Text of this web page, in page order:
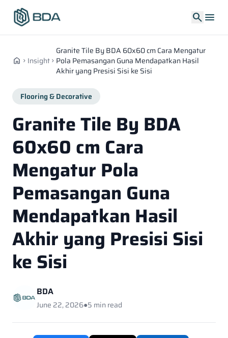
search menu
home chevron_right Insight chevron_right
Granite Tile By BDA 60x60 cm Cara Mengatur
Pola Pemasangan Guna Mendapatkan Hasil
Akhir yang Presisi Sisi ke Sisi
Flooring & Decorative
Granite Tile By BDA
60x60 cm Cara
Mengatur Pola
Pemasangan Guna
Mendapatkan Hasil
Akhir yang Presisi Sisi
ke Sisi
BDA
June 22, 2026●5 min read